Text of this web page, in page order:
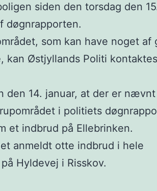
siden den torsdag den
døgnrapporten.
som kan have noget af
kan Østjyllands Politi
den 14. januar, at der er
i politiets
et indbrud på Ellebrinken.
anmeldt otte indbrud i hele
Hyldevej i Risskov.